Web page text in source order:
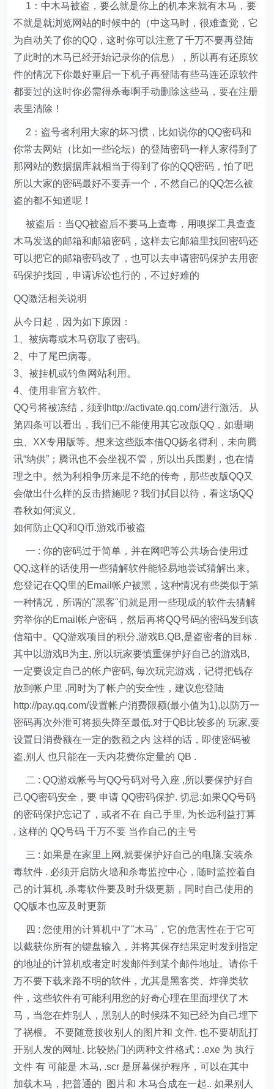
1：中木马被盗，要么就是你上的机本来就有木马，要
不就是就浏览网站的时候中的（中这马时，很难查觉，它
为自动关了你的QQ，这时你可以注意了千万不要再登陆
了此时的木马已经开始记录你的信息），所以再有还原软
件的情况下你最好重启一下机子再登陆有些马连还原软件
都要过的这时你必需得杀毒啊手动删除这些马，要在注册
表里清除！
2：盗号者利用大家的坏习惯，比如说你的QQ密码和
你常去网站（比如一些论坛）的登陆密码一样人家得到了
那网站的数据据库就相当于得到了你的QQ密码，怕了吧
所以大家的密码最好不要弄一个，不然自己的QQ怎么被
盗的都不知道呢！
被盗后：当QQ被盗后不要马上查毒，用嗅探工具查查
木马发送的邮箱和邮箱密码，这样去它邮箱里找回密码还
可以把它的邮箱密码改了，也可以去申请密码保护去用密
码保护找回，申请诉讼也行的，不过好难的
QQ激活相关说明
从今日起，因为如下原因：
1、被病毒或木马窃取了密码。
2、中了尾巴病毒。
3、被挂机或钓鱼网站利用。
4、使用非官方软件。
QQ号将被冻结，须到http://activate.qq.com/进行激活。从
第四条可以看出，我们已不能使用其它改版QQ，如珊瑚
虫、XX专用版等。想来这些版本借QQ扬名得利，未向腾
讯“纳供”；腾讯也不会坐视不管，所以出兵围剿，也在情
理之中。然为利相争历来是不绝的传奇，那些改版QQ又
会做出什么样的反击措施呢？我们拭目以待，看这场QQ
春秋如何演义。
如何防止QQ和Q币.游戏币被盗
一 : 你的密码过于简单，并在网吧等公共场合使用过
QQ,这样的话使用一些猜解软件能轻易地尝试猜解出来。
您登记在QQ里的Email帐户被黑，这种情况有些类似于第
一种情况，所谓的"黑客"们就是用一些现成的软件去猜解
穷举你的Email帐户密码，然后再将QQ号码的密码发到该
信箱中。QQ游戏项目的积分,游戏B,QB,是盗密者的目标 .
其中以游戏B为主, 所以玩家要慎重保护好自己的游戏B,
一定要设定自己的帐户密码, 每次玩完游戏，记得把钱存
放到帐户里 .同时为了帐户的安全性，建议您登陆
http://pay.qq.com/设置帐户消费限额(最小值为1),以防万一
密码再次外泄可将损失降至最低.对于QB比较多的 玩家,要
设置日消费额在一定的数额之内 这样的话，即使密码被
盗,别人 也只能在一天内花费你定量的 QB .
二 : QQ游戏帐号与QQ号码对号入座 ,所以要保护好自
己QQ密码安全，要 申请 QQ密码保护. 切忌:如果QQ号码
的密码保护忘记了，或者不在 自己手里, 为长远利益打算
, 这样的 QQ号码 千万不要 当作自己的主号
三 : 如果是在家里上网,就要保护好自己的电脑,安装杀
毒软件 . 必须开启防火墙和杀毒监控中心，随时监控着自
己的计算机 .杀毒软件要及时升级更新，同时自己使用的
QQ版本也应及时更新
四 : 您使用的计算机中了"木马"，它的危害性在于它可
以截获你所有的键盘输入，并将其保存结果定时发到指定
的地址的计算机或者定时发邮件到某个邮件地址。请你千
万不要下载来路不明的软件，尤其是黑客类、炸弹类软
件，这些软件有可能利用您的好奇心理在里面埋伏了木
马，当您在炸别人，黑别人的时候殊不知已经为自己埋下
了祸根。 不要随意接收别人的图片和 文件. 也不要胡乱打
开别人发的网址. 比较热门的两种文件格式 : .exe 为 执行
文件 有 可能是 木马, .scr 是屏幕保护程序，可以在其中
加载木马，把普通的 图片和 木马合成在一起.. 如果别人